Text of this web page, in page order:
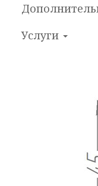
Услуги